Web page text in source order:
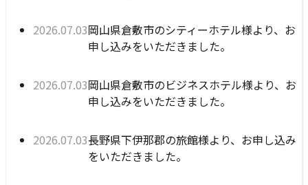
岡山県倉敷市のシティーホテル様より、お
申し込みをいただきました。
公開日: 2026年07月03日
岡山県倉敷市のビジネスホテル様より、お
申し込みをいただきました。
公開日: 2026年07月03日
長野県下伊那郡の旅館様より、お申し込み
をいただきました。
公開日: 2026年07月03日